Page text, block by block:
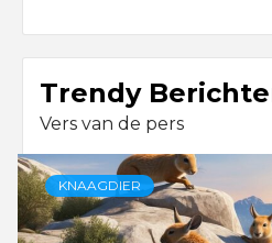
Trendy
Vers van de pers
KNAAGDIER